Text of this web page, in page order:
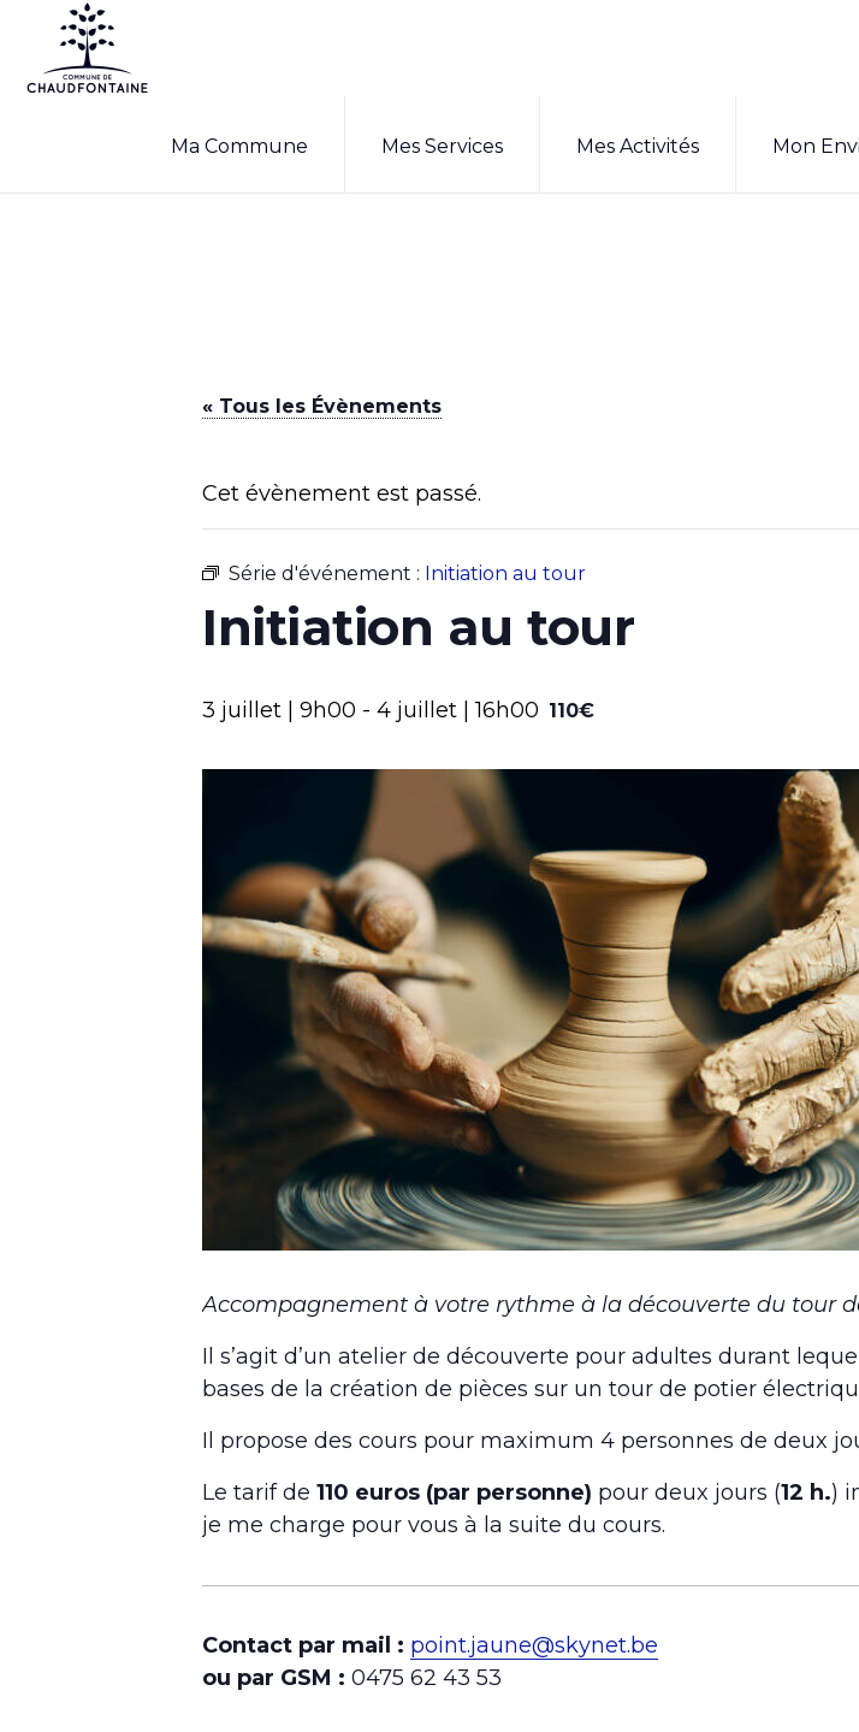
Passer
Passer
contenu
CHAUDFONTAINE
de
Ma Commune Mes Services Mes Activités Mon
« Tous les Évènements
Cet évènement est passé.
Série d'événement : Initiation au tour
Initiation au tour
3 juillet | 9h00 - 4 juillet | 16h00 110€
Accompagnement à votre rythme à la découverte du tour
Il s’agit d’un atelier de découverte pour adultes durant
bases de la création de pièces sur un tour de potier
Il propose des cours pour maximum 4 personnes de deux
Le tarif de 110 euros (par personne) pour deux jours (12 h.)
je me charge pour vous à la suite du cours.
Contact par mail : point.jaune@skynet.be
ou par GSM : 0475 62 43 53